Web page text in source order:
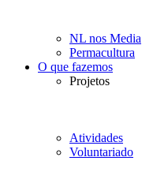
NL nos Media
Permacultura
O que fazemos
Projetos
Atividades
Voluntariado